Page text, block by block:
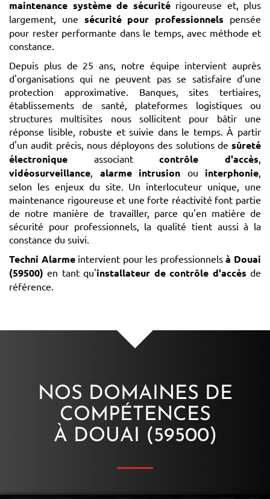
maintenance système de sécuritérigoureuse et, plus
largement, une sécurité pour professionnels pensée
pour rester performante dans le temps, avec méthode et
constance.
Depuis plus de 25 ans, notre équipe intervient auprès
d'organisations qui ne peuvent pas se satisfaire d'une
protection approximative. Banques, sites tertiaires,
établissements de santé, plateformes logistiques ou
structures multisites nous sollicitent pour bâtir une
réponse lisible, robuste et suivie dans le temps. À partir
d'un audit précis, nous déployons des solutions de sûreté
électronique associantcontrôle d'accès
vidéosurveillance alarme intrusion ou interphonie
selon les enjeux du site. Un interlocuteur unique, une
maintenance rigoureuse et une forte réactivité font partie
de notre manière de travailler, parce qu'en matière de
sécurité pour professionnels, la qualité tient aussi à la
constance du suivi.
Techni Alarmeintervient pour les professionnelsà Douai
(59500) en tant qu'installateur de contrôle d'accès de
référence.
NOS DOMAINES DE
COMPÉTENCES
À DOUAI (59500)